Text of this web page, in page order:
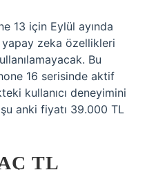
13 için Eylül ayında
yapay zeka özellikleri
Bu
16 serisinde aktif
kullanıcı deneyimini
anki fiyatı 39.000 TL
TL